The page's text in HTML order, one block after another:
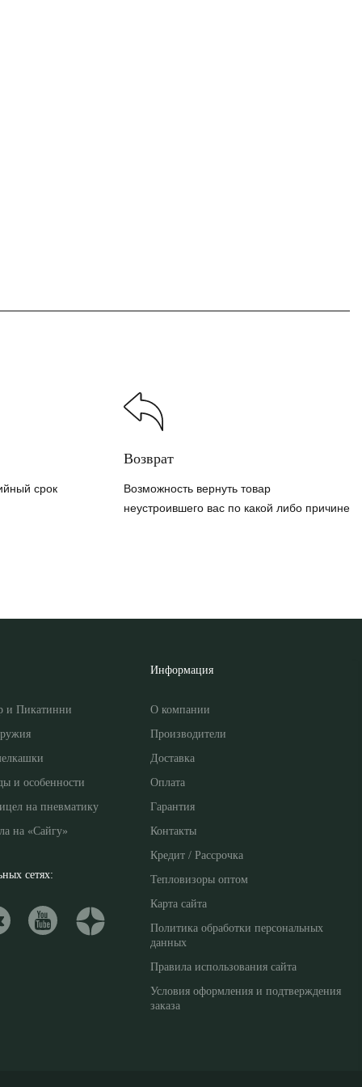
срок
Возврат
Возможность вернуть товар
неустроившего вас по какой либо причине
и Пикатинни
и особенности
на пневматику
на «Сайгу»
сетях:
Информация
О компании
Производители
Доставка
Оплата
Гарантия
Контакты
Кредит / Рассрочка
Тепловизоры оптом
Карта сайта
Политика обработки персональных
данных
Правила использования сайта
Условия оформления и подтверждения
заказа